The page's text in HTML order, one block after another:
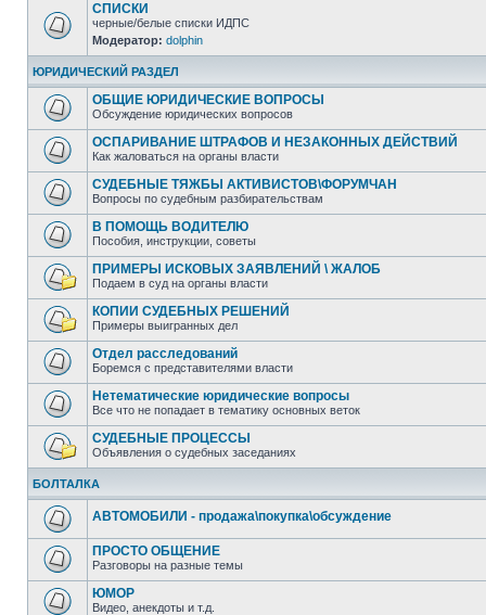
СПИСКИ
черные/белые списки ИДПС
Модератор: dolphin
ЮРИДИЧЕСКИЙ РАЗДЕЛ
ОБЩИЕ ЮРИДИЧЕСКИЕ ВОПРОСЫ
Обсуждение юридических вопросов
ОСПАРИВАНИЕ ШТРАФОВ И НЕЗАКОННЫХ ДЕЙСТВИЙ
Как жаловаться на органы власти
СУДЕБНЫЕ ТЯЖБЫ АКТИВИСТОВ\ФОРУМЧАН
Вопросы по судебным разбирательствам
В ПОМОЩЬ ВОДИТЕЛЮ
Пособия, инструкции, советы
ПРИМЕРЫ ИСКОВЫХ ЗАЯВЛЕНИЙ \ ЖАЛОБ
Подаем в суд на органы власти
КОПИИ СУДЕБНЫХ РЕШЕНИЙ
Примеры выигранных дел
Отдел расследований
Боремся с представителями власти
Нетематические юридические вопросы
Все что не попадает в тематику основных веток
СУДЕБНЫЕ ПРОЦЕССЫ
Объявления о судебных заседаниях
БОЛТАЛКА
АВТОМОБИЛИ - продажа\покупка\обсуждение
ПРОСТО ОБЩЕНИЕ
Разговоры на разные темы
ЮМОР
Видео, анекдоты и т.д.